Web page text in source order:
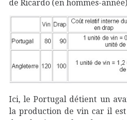
de Ricardo (en hommes-
Ici, le Portugal détient un
la production de vin car il